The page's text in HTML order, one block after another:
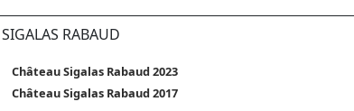
RABAUD
Château Sigalas Rabaud 2023
Château Sigalas Rabaud 2017